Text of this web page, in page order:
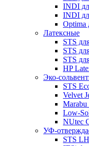
INDI
INDI
Optima
Латексные
STS
STS
STS
HP
Эко-
STS
Velvet
Marabu
Low-
NUtec
УФ-
STS